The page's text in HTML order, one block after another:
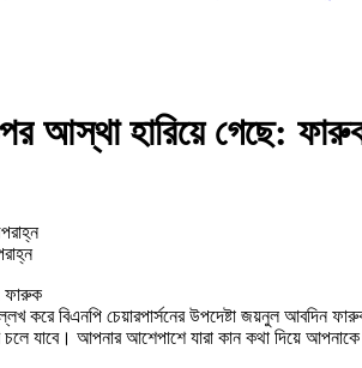
আস্থা হারিয়ে গেছে:
করে বিএনপি চেয়ারপার্সনের উপদেষ্টা জয়নুল
যাবে। আপনার আশেপাশে যারা কান কথা দিয়ে